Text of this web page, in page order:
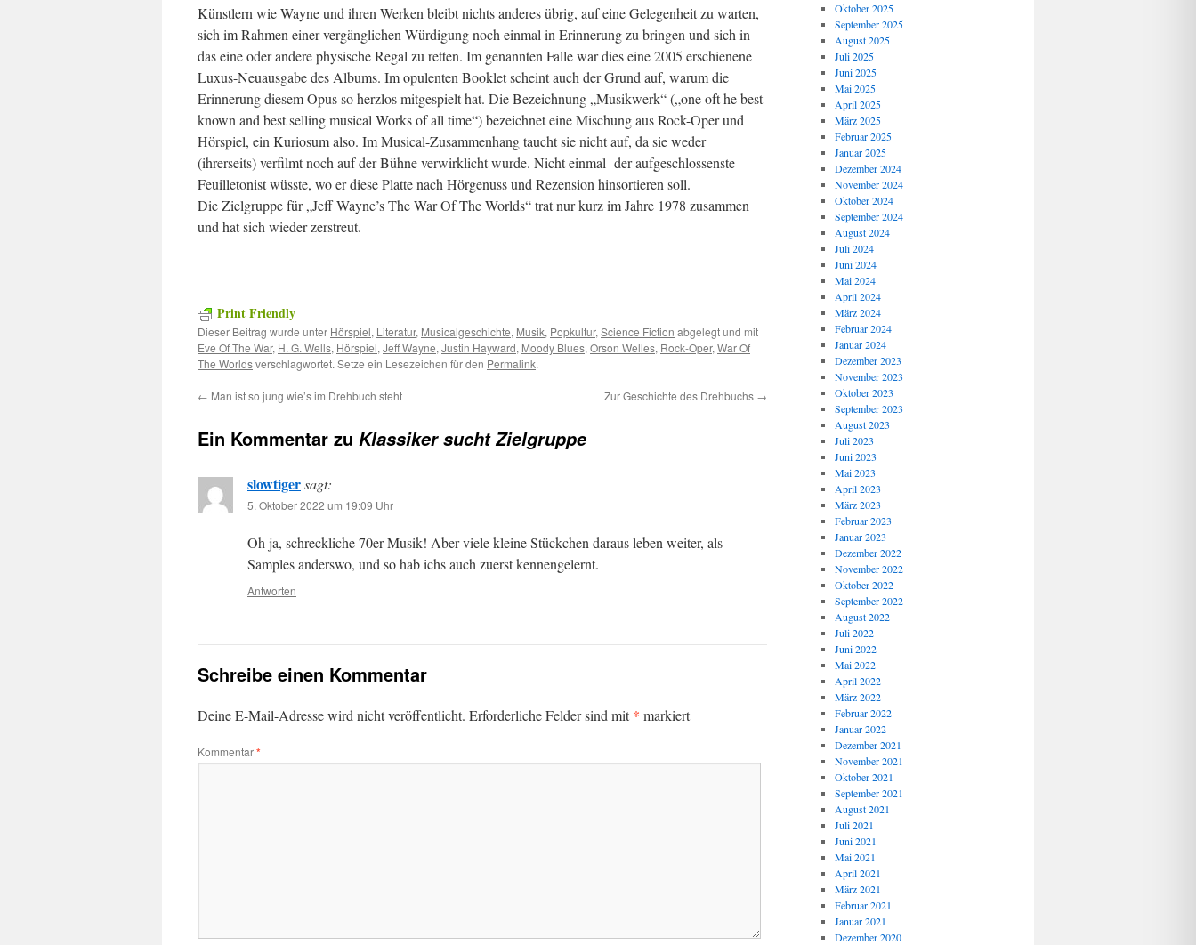
Künstlern wie Wayne und ihren Werken bleibt nichts anderes übrig, auf eine Gelegenheit zu warten,
sich im Rahmen einer vergänglichen Würdigung noch einmal in Erinnerung zu bringen und sich in
das eine oder andere physische Regal zu retten. Im genannten Falle war dies eine 2005 erschienene
Luxus-Neuausgabe des Albums. Im opulenten Booklet scheint auch der Grund auf, warum die
Erinnerung diesem Opus so herzlos mitgespielt hat. Die Bezeichnung „Musikwerk“ („one oft he best
known and best selling musical Works of all time“) bezeichnet eine Mischung aus Rock-Oper und
Hörspiel, ein Kuriosum also. Im Musical-Zusammenhang taucht sie nicht auf, da sie weder
(ihrerseits) verfilmt noch auf der Bühne verwirklicht wurde. Nicht einmal der aufgeschlossenste
Feuilletonist wüsste, wo er diese Platte nach Hörgenuss und Rezension hinsortieren soll.
Die Zielgruppe für „Jeff Wayne’s The War Of The Worlds“ trat nur kurz im Jahre 1978 zusammen
und hat sich wieder zerstreut.
Print Friendly
Dieser Beitrag wurde unter Hörspiel, Literatur, Musicalgeschichte, Musik, Popkultur, Science Fiction abgelegt und mit
Eve Of The War, H. G. Wells, Hörspiel, Jeff Wayne, Justin Hayward, Moody Blues, Orson Welles, Rock-Oper, War Of
The Worldsverschlagwortet. Setze ein Lesezeichen für den Permalink.
← Man ist so jung wie’s im Drehbuch steht Zur Geschichte des Drehbuchs →
Ein Kommentar zu Klassiker sucht Zielgruppe
slowtigersagt:
5. Oktober 2022 um 19:09 Uhr
Oh ja, schreckliche 70er-Musik! Aber viele kleine Stückchen daraus leben weiter, als
Samples anderswo, und so hab ichs auch zuerst kennengelernt.
Antworten
Schreibe einen Kommentar
Deine E-Mail-Adresse wird nicht veröffentlicht. Erforderliche Felder sind mit* markiert
Kommentar*
Oktober 2025
September 2025
August 2025
Juli 2025
Juni 2025
Mai 2025
April 2025
März 2025
Februar 2025
Januar 2025
Dezember 2024
November 2024
Oktober 2024
September 2024
August 2024
Juli 2024
Juni 2024
Mai 2024
April 2024
März 2024
Februar 2024
Januar 2024
Dezember 2023
November 2023
Oktober 2023
September 2023
August 2023
Juli 2023
Juni 2023
Mai 2023
April 2023
März 2023
Februar 2023
Januar 2023
Dezember 2022
November 2022
Oktober 2022
September 2022
August 2022
Juli 2022
Juni 2022
Mai 2022
April 2022
März 2022
Februar 2022
Januar 2022
Dezember 2021
November 2021
Oktober 2021
September 2021
August 2021
Juli 2021
Juni 2021
Mai 2021
April 2021
März 2021
Februar 2021
Januar 2021
Dezember 2020